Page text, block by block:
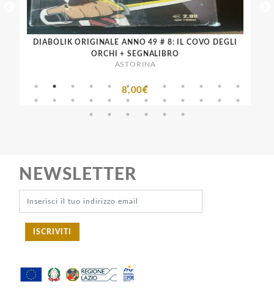
DIABOLIK ORIGINALE ANNO 49 # 8: IL COVO DEGLI
ORCHI + SEGNALIBRO
ASTORINA
8,00€
NEWSLETTER
ISCRIVITI